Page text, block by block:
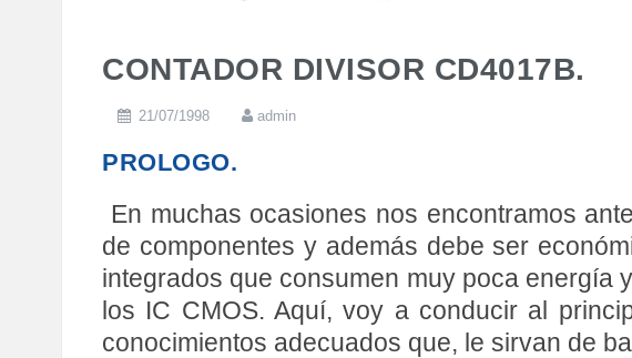
CONTADOR DIVISOR CD4017B.
21/07/1998 admin
PROLOGO.
En muchas ocasiones nos encontramos
de componentes y además debe ser
integrados que consumen muy poca energía
los IC CMOS. Aquí, voy a conducir al
conocimientos adecuados que, le sirvan de